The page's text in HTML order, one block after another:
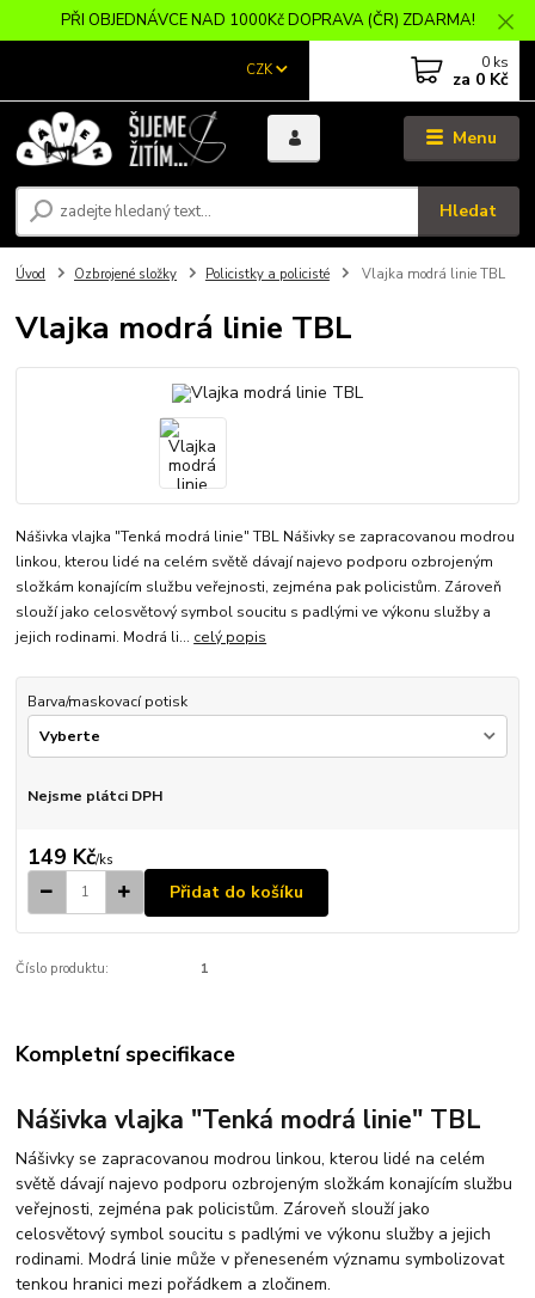
PŘI OBJEDNÁVCE NAD 1000Kč DOPRAVA (ČR) ZDARMA!
Menu
CZK
Hledat
0 ks
za 0 Kč
Úvod Ozbrojené složky Policistky a policisté Vlajka modrá linie TBL
Vlajka modrá linie TBL
Nášivka vlajka "Tenká modrá linie" TBL Nášivky se zapracovanou modrou
linkou, kterou lidé na celém světě dávají najevo podporu ozbrojeným
složkám konajícím službu veřejnosti, zejména pak policistům. Zároveň
slouží jako celosvětový symbol soucitu s padlými ve výkonu služby a
jejich rodinami. Modrá li... celý popis
Barva/maskovací potisk
Nejsme plátci DPH
149 Kč/ks
Přidat do košíku
Číslo produktu: 1
Kompletní specifikace
Nášivka vlajka "Tenká modrá linie" TBL
Nášivky se zapracovanou modrou linkou, kterou lidé na celém
světě dávají najevo podporu ozbrojeným složkám konajícím službu
veřejnosti, zejména pak policistům. Zároveň slouží jako
celosvětový symbol soucitu s padlými ve výkonu služby a jejich
rodinami. Modrá linie může v přeneseném významu symbolizovat
tenkou hranici mezi pořádkem a zločinem.